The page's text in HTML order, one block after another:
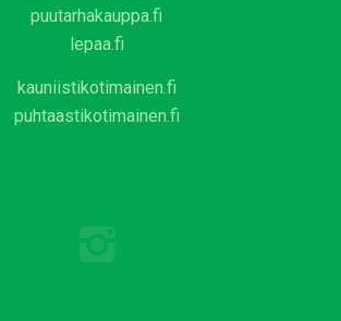
puutarhakauppa.fi
lepaa.fi
kauniistikotimainen.fi
puhtaastikotimainen.fi